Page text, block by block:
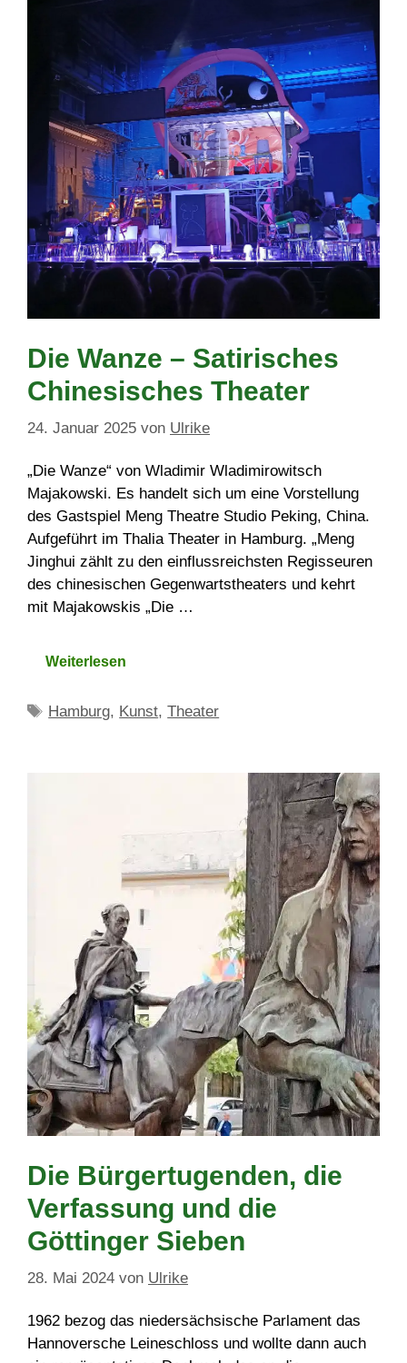
Die Wanze – Satirisches
Chinesisches Theater
24. Januar 2025 von Ulrike
„Die Wanze“ von Wladimir Wladimirowitsch
Majakowski. Es handelt sich um eine Vorstellung
des Gastspiel Meng Theatre Studio Peking, China.
Aufgeführt im Thalia Theater in Hamburg. „Meng
Jinghui zählt zu den einflussreichsten Regisseuren
des chinesischen Gegenwartstheaters und kehrt
mit Majakowskis „Die …
Weiterlesen
Schlagwörter
Hamburg, Kunst,Theater
Die Bürgertugenden, die
Verfassung und die
Göttinger Sieben
28. Mai 2024 von Ulrike
1962 bezog das niedersächsische Parlament das
Hannoversche Leineschloss und wollte dann auch